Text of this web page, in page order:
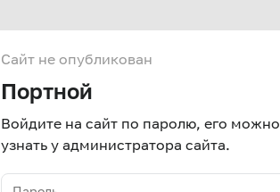
Сайт не опубликован
Портной
Войдите на сайт по паролю, его можно
узнать у администратора сайта.